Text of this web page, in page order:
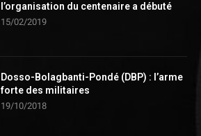
l’organisation du centenaire a débuté
15/02/2019
Dosso-Bolagbanti-Pondé (DBP) : l’arme
forte des militaires
19/10/2018